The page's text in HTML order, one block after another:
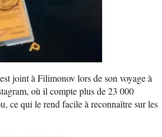
joint à Filimonov lors de son voyage à
où il compte plus de 23 000
ce qui le rend facile à reconnaître sur les